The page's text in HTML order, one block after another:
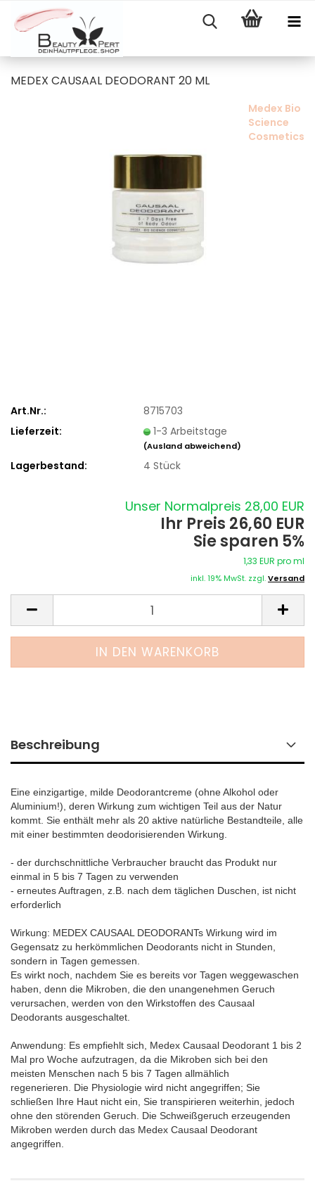
MEDEX CAUSAAL DEODORANT 20 ML
Medex Bio
Science
Cosmetics
Art.Nr.:
8715703
Lieferzeit:
1-3 Arbeitstage
(Ausland abweichend)
Lagerbestand: 4Stück
Unser Normalpreis 28,00 EUR
Ihr Preis 26,60 EUR
Sie sparen 5%
1,33 EUR pro ml
inkl. 19% MwSt. zzgl.Versand
Beschreibung
Eine einzigartige, milde Deodorantcreme (ohne Alkohol oder
Aluminium!), deren Wirkung zum wichtigen Teil aus der Natur
kommt. Sie enthält mehr als 20 aktive natürliche Bestandteile, alle
mit einer bestimmten deodorisierenden Wirkung.
- der durchschnittliche Verbraucher braucht das Produkt nur
einmal in 5 bis 7 Tagen zu verwenden
- erneutes Auftragen, z.B. nach dem täglichen Duschen, ist nicht
erforderlich
Wirkung: MEDEX CAUSAAL DEODORANTs Wirkung wird im
Gegensatz zu herkömmlichen Deodorants nicht in Stunden,
sondern in Tagen gemessen.
Es wirkt noch, nachdem Sie es bereits vor Tagen weggewaschen
haben, denn die Mikroben, die den unangenehmen Geruch
verursachen, werden von den Wirkstoffen des Causaal
Deodorants ausgeschaltet.
Anwendung: Es empfiehlt sich, Medex Causaal Deodorant 1 bis 2
Mal pro Woche aufzutragen, da die Mikroben sich bei den
meisten Menschen nach 5 bis 7 Tagen allmählich
regenerieren. Die Physiologie wird nicht angegriffen; Sie
schließen Ihre Haut nicht ein, Sie transpirieren weiterhin, jedoch
ohne den störenden Geruch. Die Schweißgeruch erzeugenden
Mikroben werden durch das Medex Causaal Deodorant
angegriffen.